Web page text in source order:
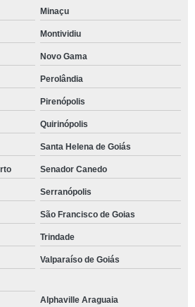
Minaçu
Montividiu
Novo Gama
Perolândia
Pirenópolis
Quirinópolis
Santa Helena de Goiás
Senador Canedo
Serranópolis
São Francisco de Goias
Trindade
Valparaíso de Goiás
Alphaville Araguaia